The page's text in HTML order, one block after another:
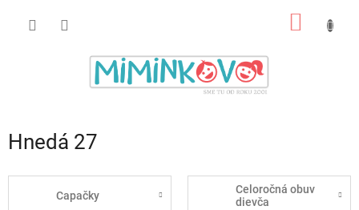
Hnedá 27
Capačky
Celoročná obuv
dievča